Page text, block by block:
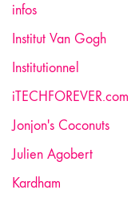
infos
Institut Van Gogh
Institutionnel
iTECHFOREVER.com
Jonjon's Coconuts
Julien Agobert
Kardham